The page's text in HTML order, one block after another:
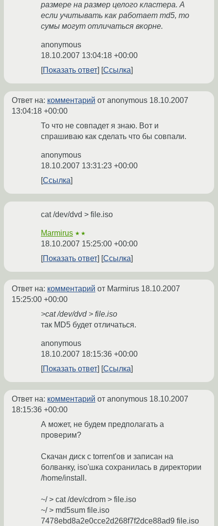
размере на размер целого кластера. А
если учитывать как работает md5, то
сумы могут отличаться вкорне.
anonymous
18.10.2007 13:04:18 +00:00
Показать ответ
Ссылка
Ответ на: комментарий от anonymous 18.10.2007
13:04:18 +00:00
То что не совпадет я знаю. Вот и
спрашиваю как сделать что бы совпали.
anonymous
18.10.2007 13:31:23 +00:00
Ссылка
cat /dev/dvd > file.iso
Marmirus ★★
18.10.2007 15:25:00 +00:00
Показать ответ
Ссылка
Ответ на: комментарий от Marmirus 18.10.2007
15:25:00 +00:00
>cat /dev/dvd > file.iso
так MD5 будет отличаться.
anonymous
18.10.2007 18:15:36 +00:00
Показать ответ
Ссылка
Ответ на: комментарий от anonymous 18.10.2007
18:15:36 +00:00
А может, не будем предполагать а
проверим?
Скачан диск с torrent'ов и записан на
болванку, iso'шка сохранилась в директории
/home/install.
~/ > cat /dev/cdrom > file.iso
~/ > md5sum file.iso
7478ebd8a2e0cce2d268f7f2dce88ad9 file.iso